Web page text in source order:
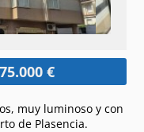
€
muy luminoso y con
de Plasencia.